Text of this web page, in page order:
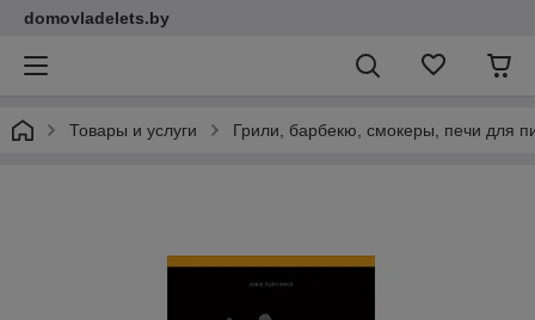
domovladelets.by
Товары и услуги Грили, барбекю, смокеры, печи для